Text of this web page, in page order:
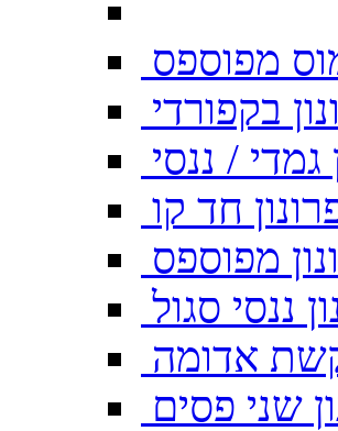
מפוספס
בקפורדי
גמדי / ננסי
חד קו
מפוספס
ננסי סגול
קשת אדומה
שני פסים